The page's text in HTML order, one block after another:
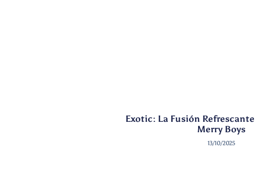
Exotic: La Fusión Refrescante
Merry Boys
13/10/2025